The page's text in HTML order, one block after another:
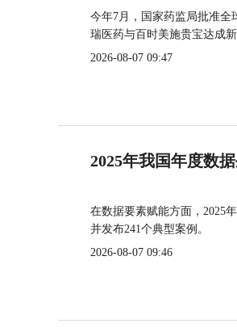
今年7月，国家药监局批准全
瑞医药与百时美施贵宝达成
2026-08-07 09:47
2025年我国年度数
在数据要素赋能方面，2025
并发布241个典型案例。
2026-08-07 09:46